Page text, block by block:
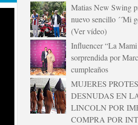
Matias New Swing
nuevo sencillo ´´Mi
(Ver vídeo)
Influencer “La Mami
sorprendida por
cumpleaños
MUJERES
DESNUDAS EN
LINCOLN POR
COMPRA POR